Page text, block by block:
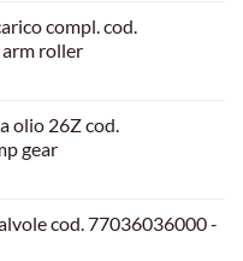
compl. cod.
roller
olio 26Z cod.
gear
cod. 77036036000 -